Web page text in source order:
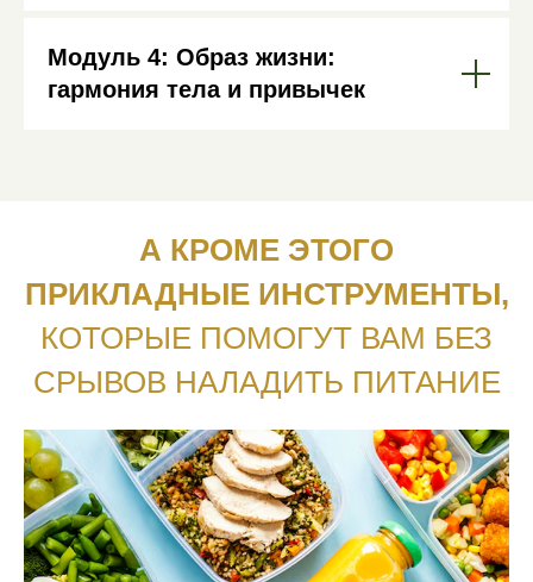
Модуль 4: Образ жизни:
гармония тела и привычек
А КРОМЕ ЭТОГО
ПРИКЛАДНЫЕ ИНСТРУМЕНТЫ,
КОТОРЫЕ ПОМОГУТ ВАМ БЕЗ
СРЫВОВ НАЛАДИТЬ ПИТАНИЕ